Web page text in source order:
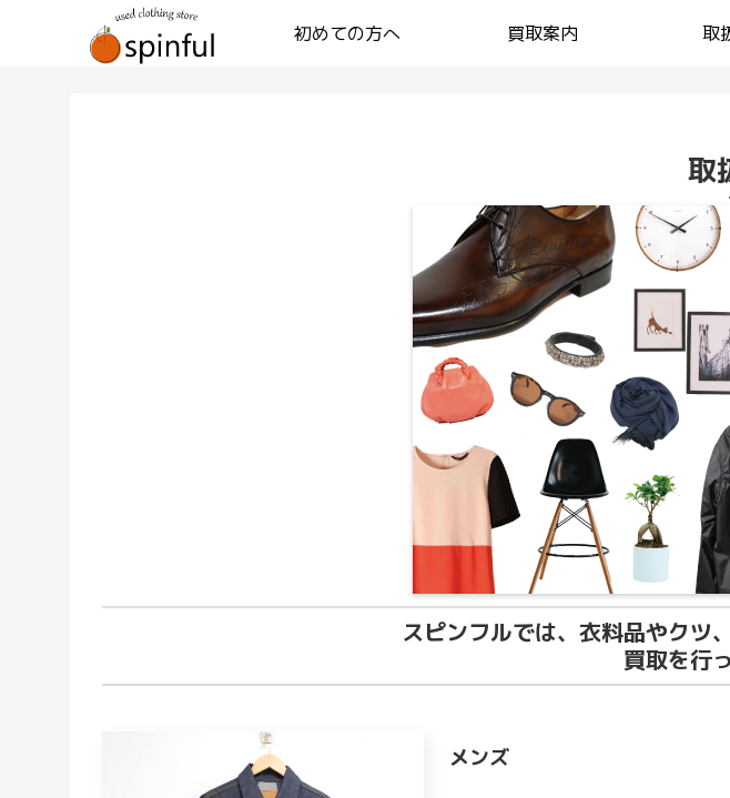
初めての方へ 買取案内 取
取
スピンフルでは、衣料品やクツ
買取を行
メンズ